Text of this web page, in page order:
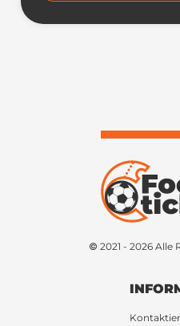
© 2021 - 2026 Alle